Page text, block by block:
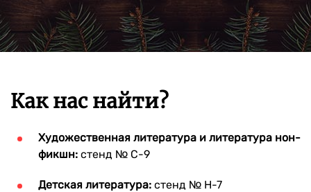
Как нас найти?
Художественная литература и литература нон-
фикшн: стенд № C-9
Детская литература: стенд № H-7